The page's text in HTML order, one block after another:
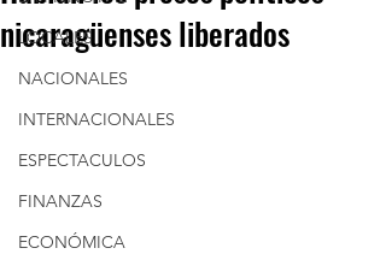
LOCALES
NACIONALES
INTERNACIONALES
ESPECTACULOS
FINANZAS
ECONÓMICA
nicaragüenses liberados